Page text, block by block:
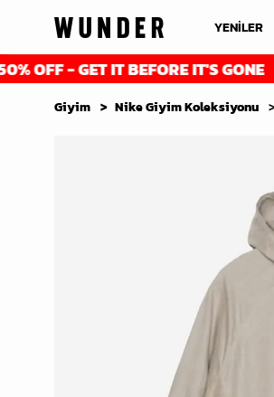
YENİLER
GET IT BEFORE IT'S GONE
Giyim Nike Giyim Koleksiyonu